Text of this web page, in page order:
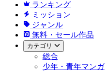
ランキング
ミッション
ジャンル
無料・セール作品
カテゴリ
総合
少年・青年マンガ